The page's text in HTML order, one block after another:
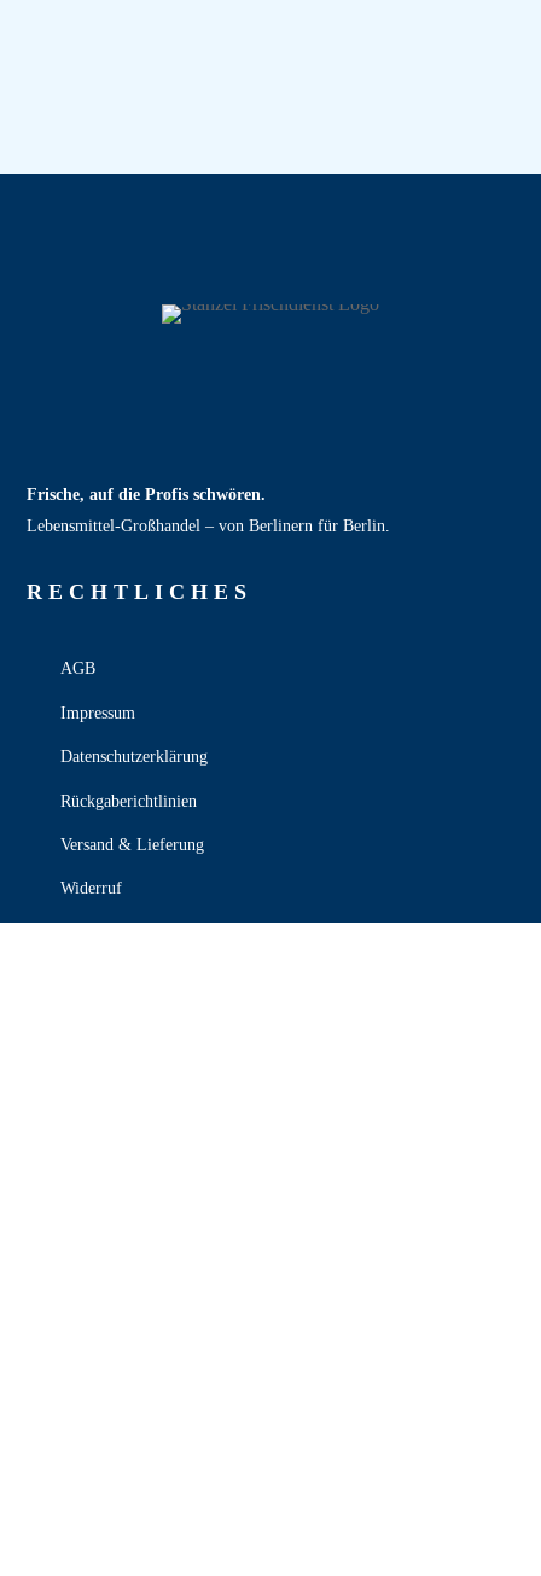
Frische, auf die Profis schwören.
Lebensmittel‑Großhandel – von Berlinern für Berlin.
RECHT­LICHES
AGB
Impressum
Datenschutzerklärung
Rückgaberichtlinien
Versand & Lieferung
Widerruf